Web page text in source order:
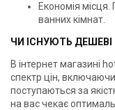
Економія
ванних кімнат.
ЧИ ІСНУЮТЬ ДЕШЕВІ
В інтернет магазині
спектр цін,
поступаються за
на вас чекає